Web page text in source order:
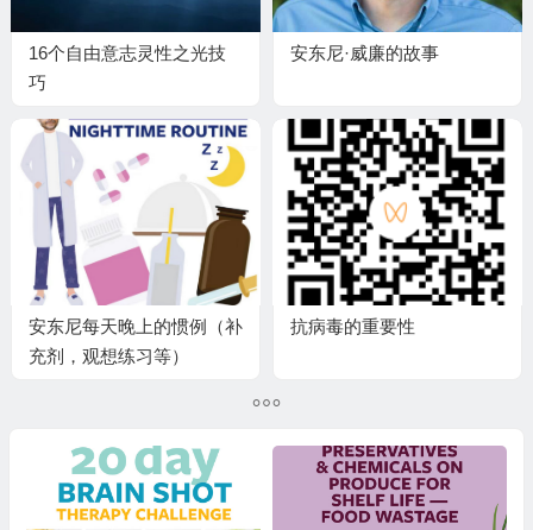
16个自由意志灵性之光技
巧
安东尼·威廉的故事
安东尼每天晚上的惯例（补
充剂，观想练习等）
抗病毒的重要性